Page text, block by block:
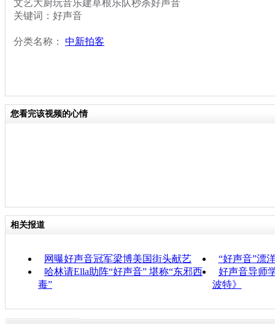
文艺大厨玩音乐建草根乐队秒杀好声音
关键词：好声音
分类名称： 中新拍客
您看完该视频的心情
相关报道
网曝好声音冠军梁博美国街头献艺
“好声音”漂
哈林请Ella助阵“好声音” 堪称“东邪西
毒”
好声音导师
波特》